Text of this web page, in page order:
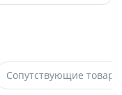
Сопутствующие товары